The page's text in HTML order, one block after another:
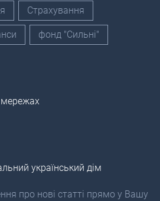
Страхування
фонд "Сильні"
український дім
про нові статті прямо у Вашу